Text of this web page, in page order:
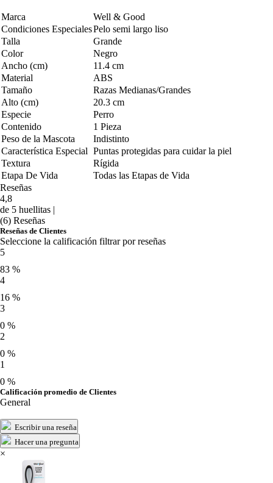
Marca
Well & Good
Condiciones EspecialesPelo semi largo liso
Talla
Grande
Color
Negro
Ancho (cm)
11.4 cm
Material
ABS
Tamaño
Razas Medianas/Grandes
Alto (cm)
20.3 cm
Especie
Perro
Contenido
1 Pieza
Peso de la Mascota
Indistinto
Característica Especial Puntas protegidas para cuidar la piel
Textura
Rígida
Etapa De Vida
Todas las Etapas de Vida
Reseñas
4,8
de 5 huellitas |
(6) Reseñas
Reseñas de Clientes
Seleccione la calificación filtrar por reseñas
5
83 %
4
16 %
3
0 %
2
0 %
1
0 %
Calificación promedio de Clientes
General
Escribir una reseña
Hacer una pregunta
×